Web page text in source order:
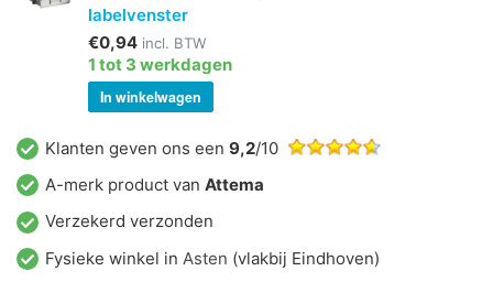
labelvenster
€0,94 incl. BTW
1 tot 3 werkdagen
In winkelwagen
Klanten geven ons een 9,2/10
A-merk product van Attema
Verzekerd verzonden
Fysieke winkel in Asten (vlakbij Eindhoven)